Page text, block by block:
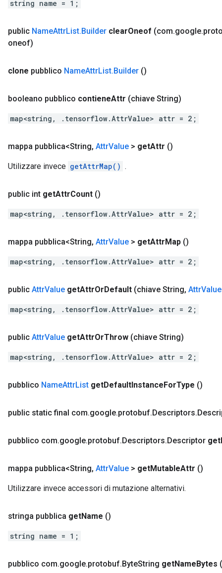
string name = 1;
public NameAttrList.Builder clearOneof (com.google.
oneof)
clone pubblico NameAttrList.Builder ()
booleano pubblico contieneAttr (chiave String)
map<string, .tensorflow.AttrValue> attr = 2;
mappa pubblica<String, AttrValue > getAttr ()
Utilizzare invece getAttrMap() .
public int getAttrCount ()
map<string, .tensorflow.AttrValue> attr = 2;
mappa pubblica<String, AttrValue > getAttrMap ()
map<string, .tensorflow.AttrValue> attr = 2;
public AttrValue getAttrOrDefault (chiave String, AttrValue
map<string, .tensorflow.AttrValue> attr = 2;
public AttrValue getAttrOrThrow (chiave String)
map<string, .tensorflow.AttrValue> attr = 2;
pubblico NameAttrList getDefaultInstanceForType ()
public static final com.google.protobuf.Descriptors.
pubblico com.google.protobuf.Descriptors.Descriptor get
mappa pubblica<String, AttrValue > getMutableAttr ()
Utilizzare invece accessori di mutazione alternativi.
stringa pubblica getName ()
string name = 1;
pubblico com.google.protobuf.ByteString getNameBytes